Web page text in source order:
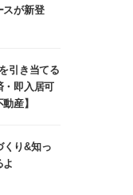
スが新登
引き当てる
・即入居可
産】
くり&知っ
よ